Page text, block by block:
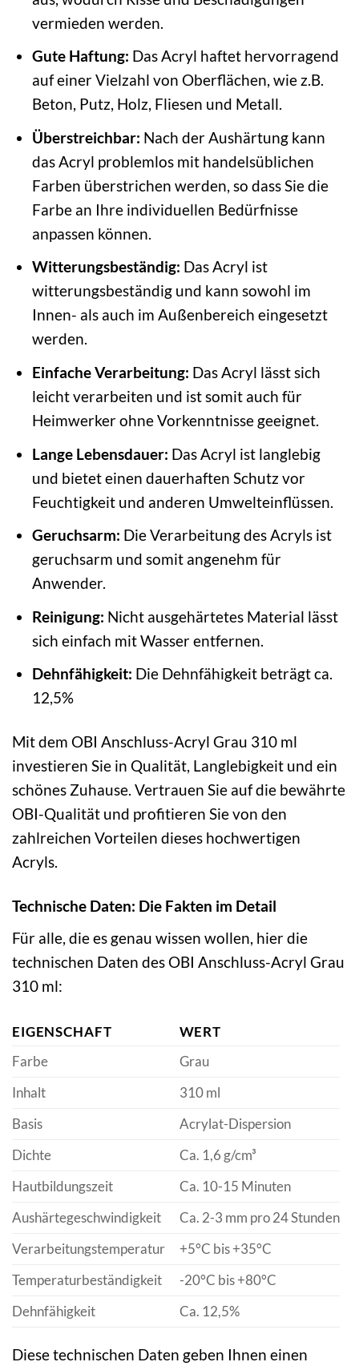
vermieden werden.
Gute Haftung: Das Acryl haftet hervorragend
auf einer Vielzahl von Oberflächen, wie z.B.
Beton, Putz, Holz, Fliesen und Metall.
Überstreichbar: Nach der Aushärtung kann
das Acryl problemlos mit handelsüblichen
Farben überstrichen werden, so dass Sie die
Farbe an Ihre individuellen Bedürfnisse
anpassen können.
Witterungsbeständig: Das Acryl ist
witterungsbeständig und kann sowohl im
Innen- als auch im Außenbereich eingesetzt
werden.
Einfache Verarbeitung: Das Acryl lässt sich
leicht verarbeiten und ist somit auch für
Heimwerker ohne Vorkenntnisse geeignet.
Lange Lebensdauer: Das Acryl ist langlebig
und bietet einen dauerhaften Schutz vor
Feuchtigkeit und anderen Umwelteinflüssen.
Geruchsarm: Die Verarbeitung des Acryls ist
geruchsarm und somit angenehm für
Anwender.
Reinigung: Nicht ausgehärtetes Material lässt
sich einfach mit Wasser entfernen.
Dehnfähigkeit: Die Dehnfähigkeit beträgt ca.
12,5%
Mit dem OBI Anschluss-Acryl Grau 310 ml
investieren Sie in Qualität, Langlebigkeit und ein
schönes Zuhause. Vertrauen Sie auf die bewährte
OBI-Qualität und profitieren Sie von den
zahlreichen Vorteilen dieses hochwertigen
Acryls.
Technische Daten: Die Fakten im Detail
Für alle, die es genau wissen wollen, hier die
technischen Daten des OBI Anschluss-Acryl Grau
310 ml:
EIGENSCHAFT
WERT
Farbe
Grau
Inhalt
310 ml
Basis
Acrylat-Dispersion
Dichte
Ca. 1,6 g/cm³
Hautbildungszeit
Ca. 10-15 Minuten
Aushärtegeschwindigkeit
Ca. 2-3 mm pro 24 Stunden
Verarbeitungstemperatur
+5°C bis +35°C
Temperaturbeständigkeit
-20°C bis +80°C
Dehnfähigkeit
Ca. 12,5%
Diese technischen Daten geben Ihnen einen